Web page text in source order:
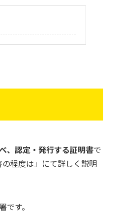
、認定・発行する証明書で
程度は」にて詳しく説明
す。